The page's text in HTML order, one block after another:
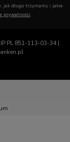
jak długo trzymamy i jakie
prywatności.
PL 851-113-03-34 |